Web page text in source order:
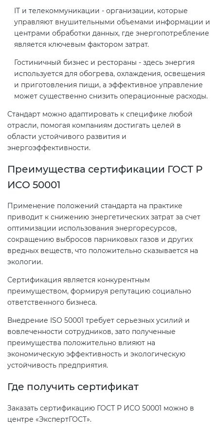
IT и телекоммуникации - организации, которые
управляют внушительными объемами информации и
центрами обработки данных, где энергопотребление
является ключевым фактором затрат.
Гостиничный бизнес и рестораны - здесь энергия
используется для обогрева, охлаждения, освещения
и приготовления пищи, а эффективное управление
может существенно снизить операционные расходы.
Стандарт можно адаптировать к специфике любой
отрасли, помогая компаниям достигать целей в
области устойчивого развития и
энергоэффективности.
Преимущества сертификации ГОСТ Р
ИСО 50001
Применение положений стандарта на практике
приводит к снижению энергетических затрат за счет
оптимизации использования энергоресурсов,
сокращению выбросов парниковых газов и других
вредных веществ, что положительно сказывается на
экологии.
Сертификация является конкурентным
преимуществом, формируя репутацию социально
ответственного бизнеса.
Внедрение ISO 50001 требует серьезных усилий и
вовлеченности сотрудников, зато полученные
преимущества положительно влияют на
экономическую эффективность и экологическую
устойчивость предприятия.
Где получить сертификат
Заказать сертификацию ГОСТ Р ИСО 50001 можно в
центре «ЭкспертГОСТ».